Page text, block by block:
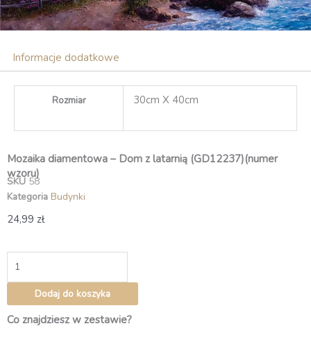
Informacje dodatkowe
Rozmiar 30cm X 40cm
Mozaika diamentowa – Dom z latarnią (GD12237)(numer
wzoru)
SKU58
Kategoria Budynki
24,99 zł
Mozaika
diamentowa
–
Dom
Dodaj do koszyka
Co znajdziesz w zestawie?